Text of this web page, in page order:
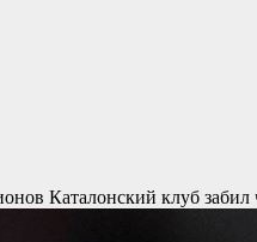
Каталонский клуб